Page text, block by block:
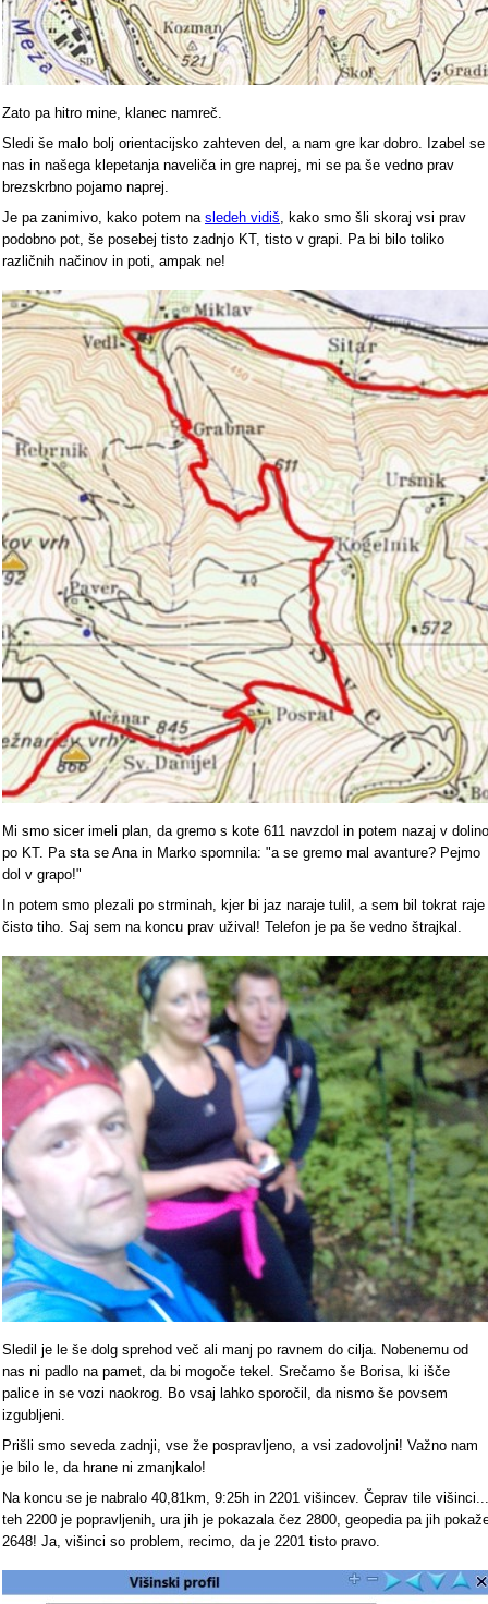
Zato pa hitro mine, klanec namreč.
Sledi še malo bolj orientacijsko zahteven del, a nam gre kar dobro. Izabel se
nas in našega klepetanja naveliča in gre naprej, mi se pa še vedno prav
brezskrbno pojamo naprej.
Je pa zanimivo, kako potem na sledeh vidiš, kako smo šli skoraj vsi prav
podobno pot, še posebej tisto zadnjo KT, tisto v grapi. Pa bi bilo toliko
različnih načinov in poti, ampak ne!
Mi smo sicer imeli plan, da gremo s kote 611 navzdol in potem nazaj v dolino
po KT. Pa sta se Ana in Marko spomnila: "a se gremo mal avanture? Pejmo
dol v grapo!"
In potem smo plezali po strminah, kjer bi jaz naraje tulil, a sem bil tokrat raje
čisto tiho. Saj sem na koncu prav užival! Telefon je pa še vedno štrajkal.
Sledil je le še dolg sprehod več ali manj po ravnem do cilja. Nobenemu od
nas ni padlo na pamet, da bi mogoče tekel. Srečamo še Borisa, ki išče
palice in se vozi naokrog. Bo vsaj lahko sporočil, da nismo še povsem
izgubljeni.
Prišli smo seveda zadnji, vse že pospravljeno, a vsi zadovoljni! Važno nam
je bilo le, da hrane ni zmanjkalo!
Na koncu se je nabralo 40,81km, 9:25h in 2201 višincev. Čeprav tile višinci...
teh 2200 je popravljenih, ura jih je pokazala čez 2800, geopedia pa jih
2648! Ja, višinci so problem, recimo, da je 2201 tisto pravo.